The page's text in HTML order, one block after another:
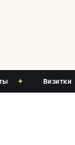
Визитки ✦